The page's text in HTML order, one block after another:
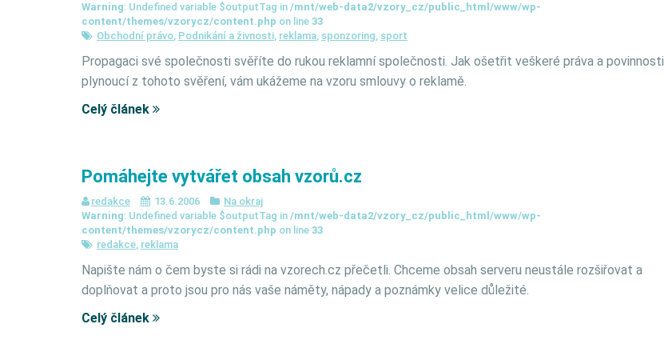
Warning: Undefined variable $outputTag in /mnt/web-data2/vzory_cz/public_html/www/wp-
content/themes/vzorycz/content.php on line 33
Obchodní právo, Podnikání a živnosti, reklama, sponzoring, sport
Propagaci své společnosti svěříte do rukou reklamní společnosti. Jak ošetřit veškeré práva a povinnosti
plynoucí z tohoto svěření, vám ukážeme na vzoru smlouvy o reklamě.
Celý článek
Pomáhejte vytvářet obsah vzorů.cz
redakce 13.6.2006
Na okraj
Warning: Undefined variable $outputTag in /mnt/web-data2/vzory_cz/public_html/www/wp-
content/themes/vzorycz/content.php on line 33
redakce, reklama
Napište nám o čem byste si rádi na vzorech.cz přečetli. Chceme obsah serveru neustále rozšiřovat a
doplňovat a proto jsou pro nás vaše náměty, nápady a poznámky velice důležité.
Celý článek